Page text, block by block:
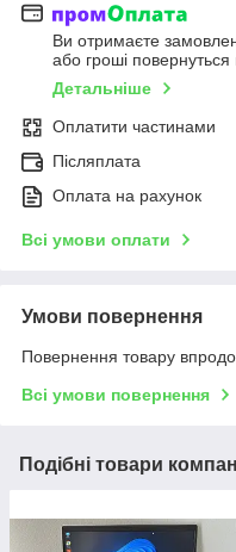
Ви отримаєте
або гроші
Детальніше
Оплатити частинами
Післяплата
Оплата на рахунок
Всі умови оплати
Умови повернення
Повернення товару
Всі умови повернення
Подібні товари